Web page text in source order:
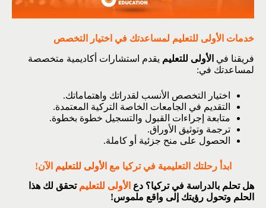
خدمات الأولى للتعليم لمساعدتك في اختيار التخصص
فريقنا في الأولى للتعليم يقدم استشارات أكاديمية متخصصة
لمساعدتك في:
اختيار التخصص الأنسب لقدراتك واهتماماتك.
التقديم في الجامعات الخاصة التركية المعتمدة.
متابعة إجراءات القبول والتسجيل خطوة بخطوة.
ترجمة وتوثيق الأوراق.
الحصول على منح جزئية أو كاملة.
ابدأ رحلتك التعليمية في تركيا مع الأولى للتعليم الآن!
هل تحلم بالدراسة في تركيا؟ دع الأولى للتعليم تحقق لك هذا
الحلم وتحول رؤيتك إلى واقع ملموس!